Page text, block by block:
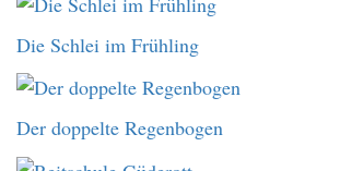
Die Schlei im Frühling
Der doppelte Regenbogen